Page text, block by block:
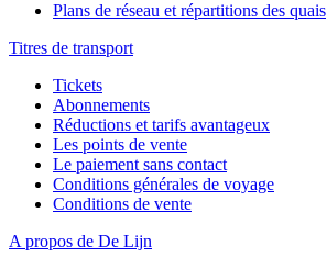
Plans de réseau et répartitions des quais
Titres de transport
Tickets
Abonnements
Réductions et tarifs avantageux
Les points de vente
Le paiement sans contact
Conditions générales de voyage
Conditions de vente
A propos de De Lijn